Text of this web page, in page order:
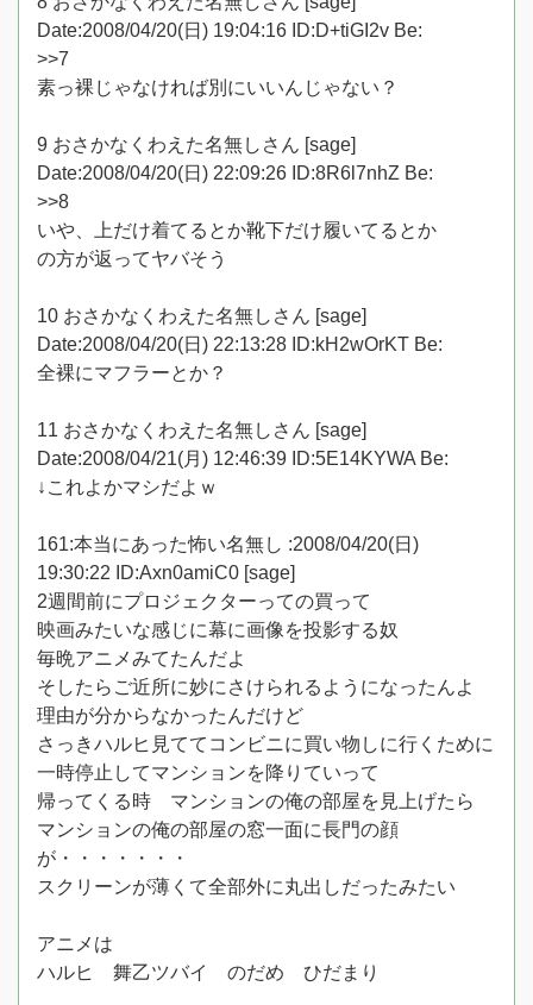
Date:2008/04/20(日) 19:04:16 ID:D+tiGI2v Be:
>>7
素っ裸じゃなければ別にいいんじゃない？
9 おさかなくわえた名無しさん [sage]
Date:2008/04/20(日) 22:09:26 ID:8R6l7nhZ Be:
>>8
いや、上だけ着てるとか靴下だけ履いてるとか
の方が返ってヤバそう
10 おさかなくわえた名無しさん [sage]
Date:2008/04/20(日) 22:13:28 ID:kH2wOrKT Be:
全裸にマフラーとか？
11 おさかなくわえた名無しさん [sage]
Date:2008/04/21(月) 12:46:39 ID:5E14KYWA Be:
↓これよかマシだよｗ
161:本当にあった怖い名無し :2008/04/20(日)
19:30:22 ID:Axn0amiC0 [sage]
2週間前にプロジェクターっての買って
映画みたいな感じに幕に画像を投影する奴
毎晩アニメみてたんだよ
そしたらご近所に妙にさけられるようになったんよ
理由が分からなかったんだけど
さっきハルヒ見ててコンビニに買い物しに行くために
一時停止してマンションを降りていって
帰ってくる時 マンションの俺の部屋を見上げたら
マンションの俺の部屋の窓一面に長門の顔
が・・・・・・・
スクリーンが薄くて全部外に丸出しだったみたい
アニメは
ハルヒ 舞乙ツバイ のだめ ひだまり